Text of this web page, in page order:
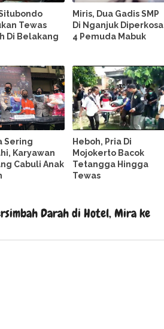
Tewas
Di Belakang
Miris, Dua Gadis SMP
Di Nganjuk Diperkosa
4 Pemuda Mabuk
Sering
Karyawan
Cabuli Anak
Heboh, Pria Di
Mojokerto Bacok
Tetangga Hingga
Tewas
Darah di Hotel, Mira ke